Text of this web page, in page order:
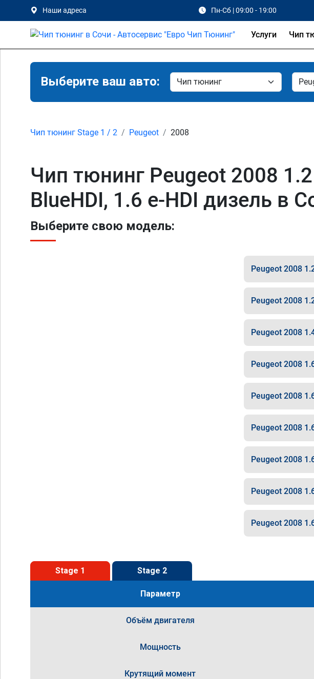
Наши адреса Пн-Сб | 09:00 - 19:00
Услуги Чип
Выберите ваш авто:
Чип тюнинг Stage 1 / 2 Peugeot 2008
Чип тюнинг Peugeot 2008
BlueHDI, 1.6 e-HDI дизель в
Выберите свою модель:
Peugeot 2008
Peugeot 2008
Peugeot 2008
Peugeot 2008
Peugeot 2008
Peugeot 2008
Peugeot 2008
Peugeot 2008
Peugeot 2008
Stage 1 Stage 2
Параметр
Объём двигателя
Мощность
Крутящий момент